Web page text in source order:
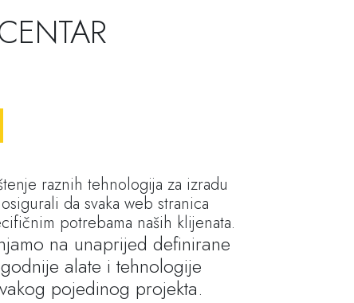
raznih tehnologija za izradu
da svaka web stranica
potrebama naših klijenata.
na unaprijed definirane
alate i tehnologije
pojedinog projekta.